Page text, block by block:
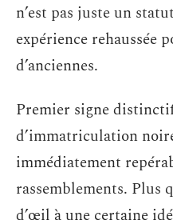
n’est pas juste un
expérience rehaussée
d’anciennes.
Premier signe
d’immatriculation
immédiatement
rassemblements. Plus